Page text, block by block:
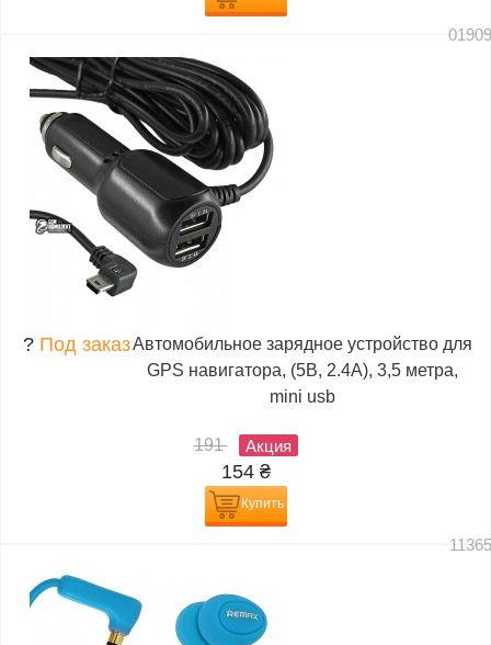
? Под заказАвтомобильное зарядное устройство для
GPS навигатора, (5В, 2.4А), 3,5 метра,
mini usb
191 Акция
154 ₴
Купить